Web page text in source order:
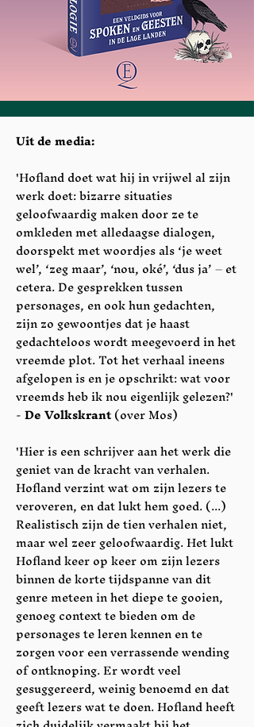
Uit de media:
'Hofland doet wat hij in vrijwel al zijn
werk doet: bizarre situaties
geloofwaardig maken door ze te
omkleden met alledaagse dialogen,
doorspekt met woordjes als ‘je weet
wel’, ‘zeg maar’, ‘nou, oké’, ‘dus ja’ – et
cetera. De gesprekken tussen
personages, en ook hun gedachten,
zijn zo gewoontjes dat je haast
gedachteloos wordt meegevoerd in het
vreemde plot. Tot het verhaal ineens
afgelopen is en je opschrikt: wat voor
vreemds heb ik nou eigenlijk gelezen?'
-De Volkskrant(over Mos)
'Hier is een schrijver aan het werk die
geniet van de kracht van verhalen.
Hofland verzint wat om zijn lezers te
veroveren, en dat lukt hem goed. (...)
Realistisch zijn de tien verhalen niet,
maar wel zeer geloofwaardig. Het lukt
Hofland keer op keer om zijn lezers
binnen de korte tijdspanne van dit
genre meteen in het diepe te gooien,
genoeg context te bieden om de
personages te leren kennen en te
zorgen voor een verrassende wending
of ontknoping. Er wordt veel
gesuggereerd, weinig benoemd en dat
geeft lezers wat te doen. Hofland heeft